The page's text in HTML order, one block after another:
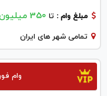
مبلغ وام : تا 350 میلیون
تمامی شهر های ایران
وام